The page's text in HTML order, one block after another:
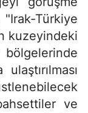
Türkiye
kuzeyindeki
ve